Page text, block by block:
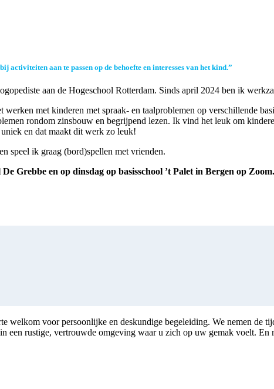
aan te passen op de behoefte en interesses van het kind.”
aan de Hogeschool Rotterdam. Sinds april 2024 ben ik
met kinderen met spraak- en taalproblemen op verschillende
rondom zinsbouw en begrijpend lezen. Ik vind het leuk om
en dat maakt dit werk zo leuk!
speel ik graag (bord)spellen met vrienden.
Grebbe en op dinsdag op basisschool ’t Palet in Bergen op Zoom.
voor persoonlijke en deskundige begeleiding. We nemen de
een rustige, vertrouwde omgeving waar u zich op uw gemak voelt.